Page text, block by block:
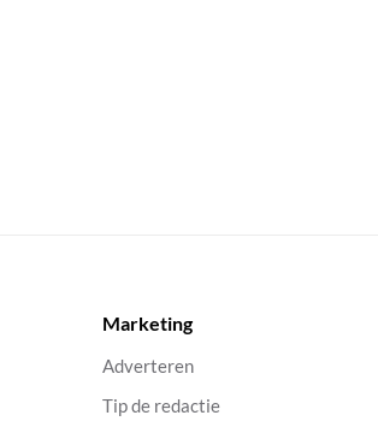
Marketing
Adverteren
Tip de redactie